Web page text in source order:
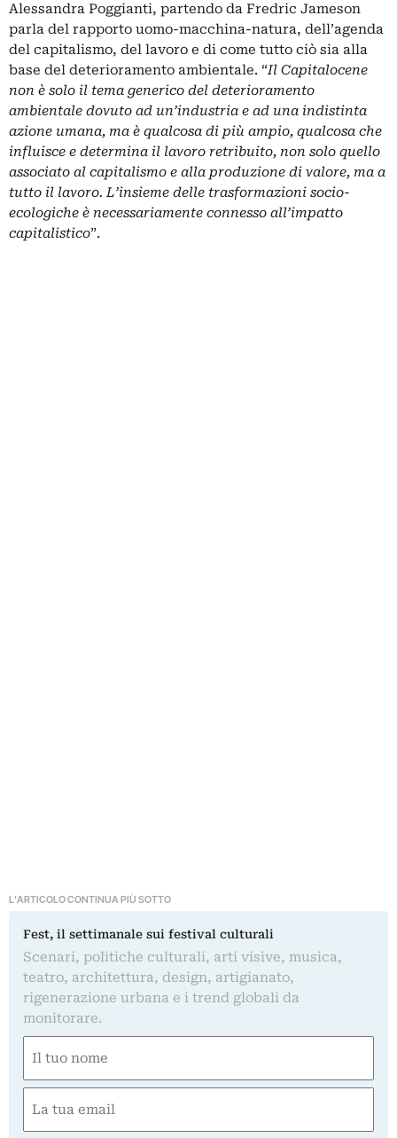
Alessandra Poggianti, partendo da Fredric Jameson
parla del rapporto uomo-macchina-natura, dell’agenda
del capitalismo, del lavoro e di come tutto ciò sia alla
base del deterioramento ambientale. “Il Capitalocene
non è solo il tema generico del deterioramento
ambientale dovuto ad un’industria e ad una indistinta
azione umana, ma è qualcosa di più ampio, qualcosa che
influisce e determina il lavoro retribuito, non solo quello
associato al capitalismo e alla produzione di valore, ma a
tutto il lavoro. L’insieme delle trasformazioni socio-
ecologiche è necessariamente connesso all’impatto
capitalistico”.
L'ARTICOLO CONTINUA PIÙ SOTTO
Fest, il settimanale sui festival culturali
Scenari, politiche culturali, arti visive, musica,
teatro, architettura, design, artigianato,
rigenerazione urbana e i trend globali da
monitorare.
(Required)
First
(Required)